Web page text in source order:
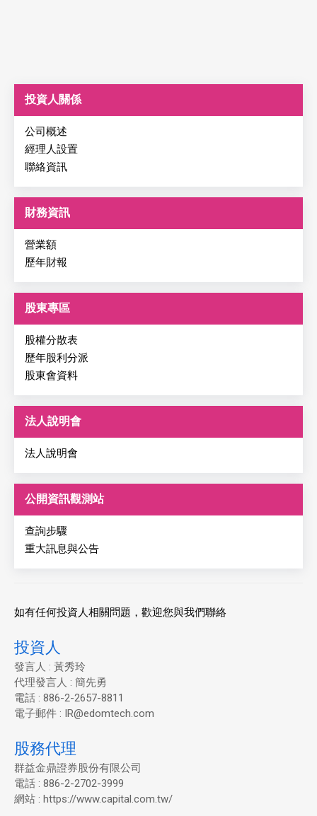
投資人關係
公司概述
經理人設置
聯絡資訊
財務資訊
營業額
歷年財報
股東專區
股權分散表
歷年股利分派
股東會資料
法人說明會
法人說明會
公開資訊觀測站
查詢步驟
重大訊息與公告
如有任何投資人相關問題，歡迎您與我們聯絡
投資人
發言人 : 黃秀玲
代理發言人 : 簡先勇
電話 : 886-2-2657-8811
電子郵件 : IR@edomtech.com
股務代理
群益金鼎證券股份有限公司
電話 : 886-2-2702-3999
網站 : https://www.capital.com.tw/